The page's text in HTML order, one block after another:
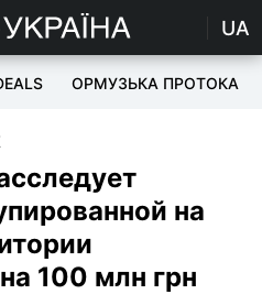
UA
ОРМУЗЬКА ПРОТОКА
на
100 млн грн